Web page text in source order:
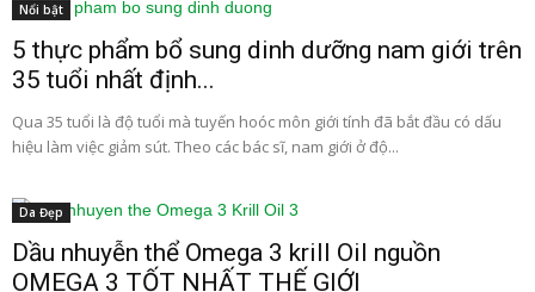
Nổi bật
5 thực phẩm bổ sung dinh dưỡng nam giới trên
35 tuổi nhất định...
Qua 35 tuổi là độ tuổi mà tuyến hoóc môn giới tính đã bắt đầu có dấu
hiệu làm việc giảm sút. Theo các bác sĩ, nam giới ở độ...
Da Đẹp
Dầu nhuyễn thể Omega 3 krill Oil nguồn
OMEGA 3 TỐT NHẤT THẾ GIỚI